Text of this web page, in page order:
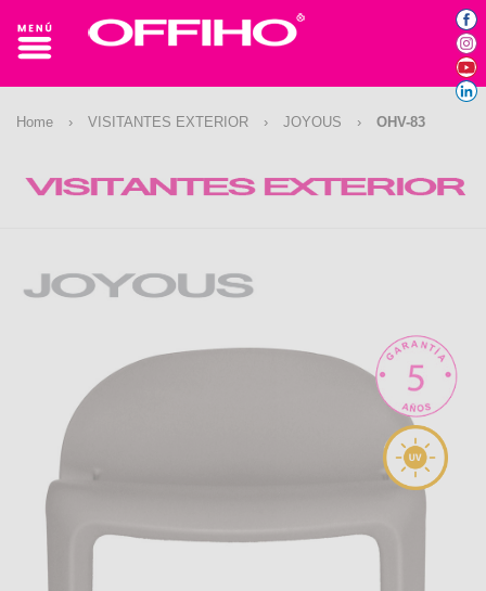
Home › VISITANTES EXTERIOR › JOYOUS › OHV-83